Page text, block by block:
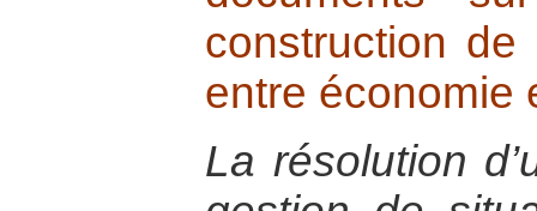
construction
entre économie
La résolution